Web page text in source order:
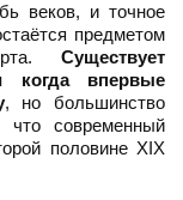
веков, и точное
предметом
Существует
впервые
, но большинство
что современный
половине XIX